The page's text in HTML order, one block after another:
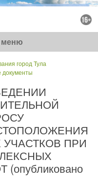
меню
город Тула
ПРИ